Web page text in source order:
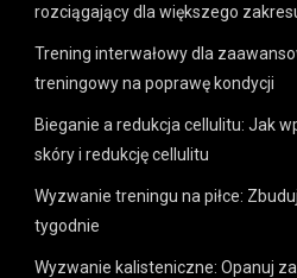
rozciągający dla większego
Trening interwałowy dla
treningowy na poprawę kondycji
Bieganie a redukcja cellulitu: Jak
skóry i redukcję cellulitu
Wyzwanie treningu na piłce:
tygodnie
Wyzwanie kalisteniczne: Opanuj